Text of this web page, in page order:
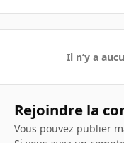
Il n’y a
Rejoindre la
Vous pouvez publier